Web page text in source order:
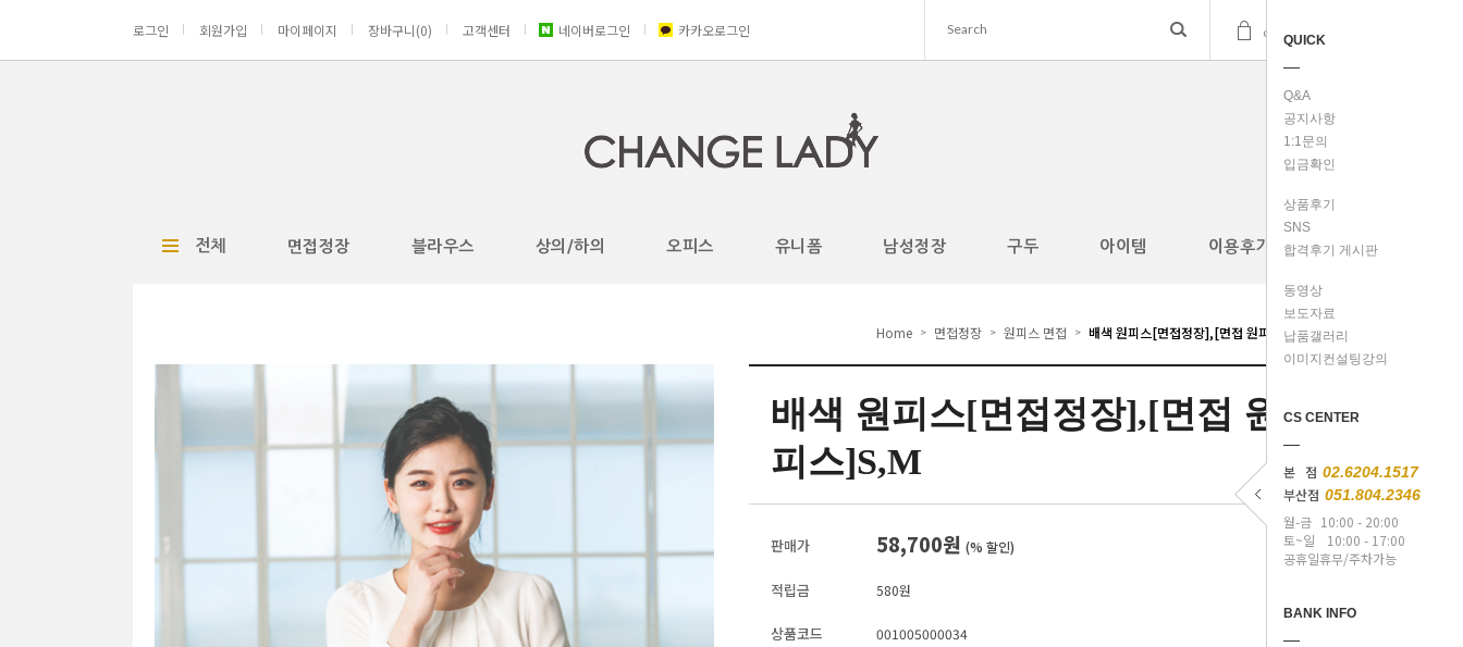
QUICK
Q&A
공지사항
1:1문의
입금확인
상품후기
SNS
합격후기 게시판
동영상
보도자료
납품갤러리
이미지컨설팅강의
CS CENTER
본 점 02.6204.1517
부산점 051.804.2346
월-금 10:00 - 20:00
토~일
10:00 - 17:00
공휴일휴무/주차가능
BANK INFO
로그인 회원가입 마이페이지 장바구니(0) 고객센터 네이버로그인 카카오로그인 cart(0)
전체 면접정장 블라우스 상의/하의 오피스 유니폼 남성정장 구두 아이템 이용후기
Home > 면접정장 > 원피스 면접 > 배색 원피스[면접정장],[면접 원피스]S,M
배색 원피스[면접정장],[면접 원
피스]S,M
판매가 58,700원 (% 할인)
적립금 580원
상품코드 001005000034